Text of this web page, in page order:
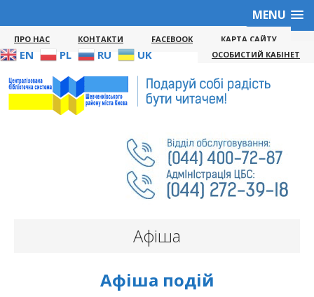
MENU
ПРО НАС КОНТАКТИ FACEBOOK КАРТА САЙТУ
EN PL RU UK ОСОБИСТИЙ КАБІНЕТ
Афіша
Афіша подій